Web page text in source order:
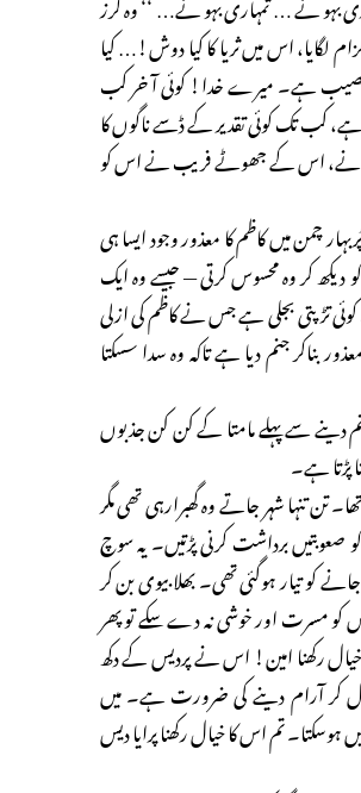
لگایا، اس میں ثریا کا کیا دوش!… کیا
نصیب ہے۔ میرے خدا! کوئی آ خر کب
کب تک کوئی تقدیر کے ڈسے ناگوں کا
نے، اس کے جھوٹے فریب نے اس کو
چمن میں کاظم کا معذور وجود ایسا ہی
دیکھ کر وہ محسوس کرتی — جیسے وہ ایک
تڑپتی بجلی ہے جس نے کاظم کی ازلی
بناکر جنم دیا ہے تاکہ وہ سدا سسکتا
دینے سے پہلے مامتا کے کن کن جذبوں
پڑتا ہے۔
تن تنہا شہر جاتے وہ گھبرارہی تھی مگر
صعوبتیں برداشت کرنی پڑتیں۔ یہ سوچ
کو تیار ہوگئی تھی۔ بھلا بیوی بن کر
کو مسرت اور خوشی نہ دے سکے تو پھر
رکھنا امین! اس نے پردیس کے دکھ
کر آرام دینے کی ضرورت ہے۔ میں
ہوسکتا۔ تم اس کا خیال رکھنا پرایا دیس